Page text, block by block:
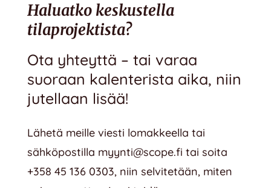
Haluatko keskustella
tilaprojektista?
Ota yhteyttä – tai varaa
suoraan kalenterista aika, niin
jutellaan lisää!
Lähetä meille viesti lomakkeella tai
sähköpostilla myynti@scope.fi tai soita
+358 45 136 0303, niin selvitetään, miten